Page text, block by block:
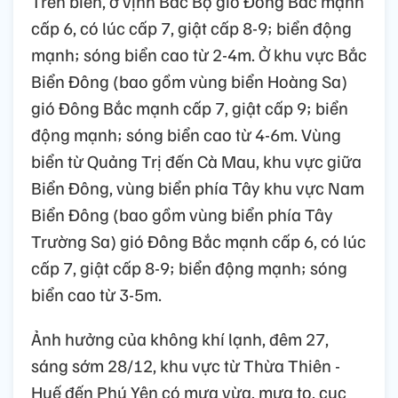
cấp 6, có lúc cấp 7, giật cấp 8-9; biển động
mạnh; sóng biển cao từ 2-4m. Ở khu vực Bắc
Biển Đông (bao gồm vùng biển Hoàng Sa)
gió Đông Bắc mạnh cấp 7, giật cấp 9; biển
động mạnh; sóng biển cao từ 4-6m. Vùng
biển từ Quảng Trị đến Cà Mau, khu vực giữa
Biển Đông, vùng biển phía Tây khu vực Nam
Biển Đông (bao gồm vùng biển phía Tây
Trường Sa) gió Đông Bắc mạnh cấp 6, có lúc
cấp 7, giật cấp 8-9; biển động mạnh; sóng
biển cao từ 3-5m.
Ảnh hưởng của không khí lạnh, đêm 27,
sáng sớm 28/12, khu vực từ Thừa Thiên -
Huế đến Phú Yên có mưa vừa, mưa to, cục